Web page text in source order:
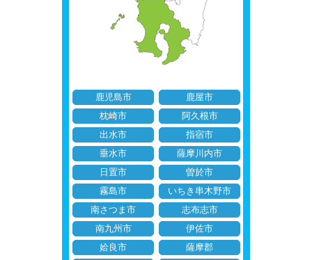
鹿児島市
鹿屋市
枕崎市
阿久根市
出水市
指宿市
垂水市
薩摩川内市
日置市
曽於市
霧島市
いちき串木野市
南さつま市
志布志市
南九州市
伊佐市
姶良市
薩摩郡